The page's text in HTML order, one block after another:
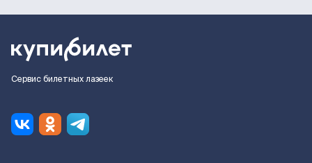
Сервис билетных лазеек